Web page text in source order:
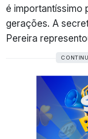
é importantíssimo
gerações. A
Pereira